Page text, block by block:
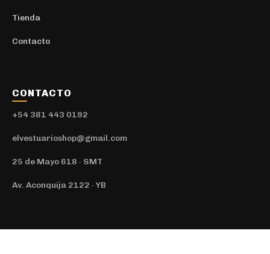
Tienda
Contacto
CONTACTO
+54 381 443 0192
elvestuarioshop@gmail.com
25 de Mayo 618 · SMT
Av. Aconquija 2122 · YB